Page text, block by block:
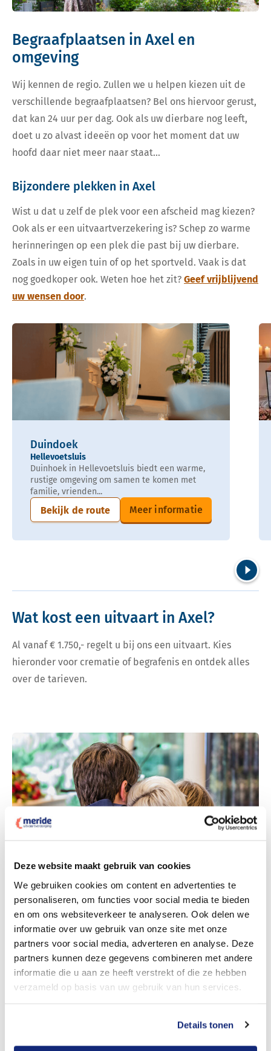
Deze website maakt gebruik van cookies
We gebruiken cookies om content en advertenties te
personaliseren, om functies voor social media te bieden
en om ons websiteverkeer te analyseren. Ook delen we
informatie over uw gebruik van onze site met onze
partners voor social media, adverteren en analyse. Deze
partners kunnen deze gegevens combineren met andere
informatie die u aan ze heeft verstrekt of die ze hebben
verzameld op basis van uw gebruik van hun services.
Details tonen
Begraafplaatsen in Axel en
omgeving
Wij kennen de regio. Zullen we u helpen kiezen uit de
verschillende begraafplaatsen? Bel ons hiervoor gerust,
dat kan 24 uur per dag. Ook als uw dierbare nog leeft,
doet u zo alvast ideeën op voor het moment dat uw
hoofd daar niet meer naar staat…
Bijzondere plekken in Axel
Wist u dat u zelf de plek voor een afscheid mag kiezen?
Ook als er een uitvaartverzekering is? Schep zo warme
herinneringen op een plek die past bij uw dierbare.
Zoals in uw eigen tuin of op het sportveld. Vaak is dat
nog goedkoper ook. Weten hoe het zit? Geef vrijblijvend
uw wensen door.
Duindoek
Hellevoetsluis
Duinhoek in Hellevoetsluis biedt een warme,
rustige omgeving om samen te komen met
familie, vrienden...
Bekijk de route Meer informatie
Wat kost een uitvaart in Axel?
Al vanaf € 1.750,- regelt u bij ons een uitvaart. Kies
hieronder voor crematie of begrafenis en ontdek alles
over de tarieven.
Dit kost een crematie
Bekijk tarieven voor crematie
Dit kost een begrafenis
Bekijk tarieven voor begrafenis